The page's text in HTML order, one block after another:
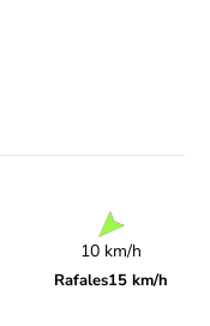
10 km/h
Rafales15 km/h